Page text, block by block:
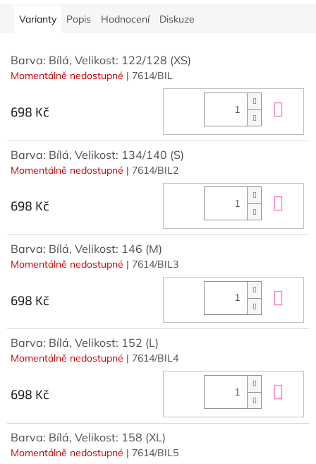
Varianty Popis Hodnocení Diskuze
Barva: Bílá, Velikost: 122/128 (XS)
Momentálně nedostupné | 7614/BIL
698 Kč
Barva: Bílá, Velikost: 134/140 (S)
Momentálně nedostupné | 7614/BIL2
698 Kč
Barva: Bílá, Velikost: 146 (M)
Momentálně nedostupné | 7614/BIL3
698 Kč
Barva: Bílá, Velikost: 152 (L)
Momentálně nedostupné | 7614/BIL4
698 Kč
Barva: Bílá, Velikost: 158 (XL)
Momentálně nedostupné | 7614/BIL5